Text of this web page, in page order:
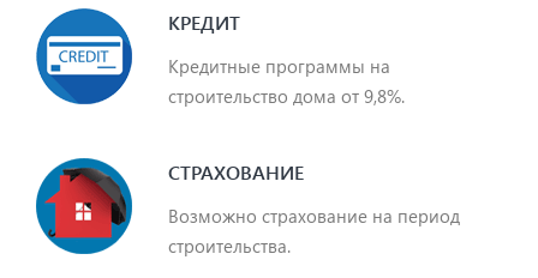
КРЕДИТ
Кредитные программы на
строительство дома от 9,8%.
СТРАХОВАНИЕ
Возможно страхование на период
строительства.